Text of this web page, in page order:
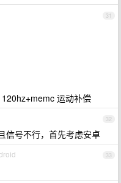
31
运动补偿
32
信号不行，首先考虑安卓
33